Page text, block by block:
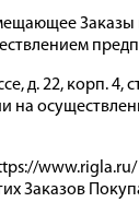
д. 22, корп.
Заказов